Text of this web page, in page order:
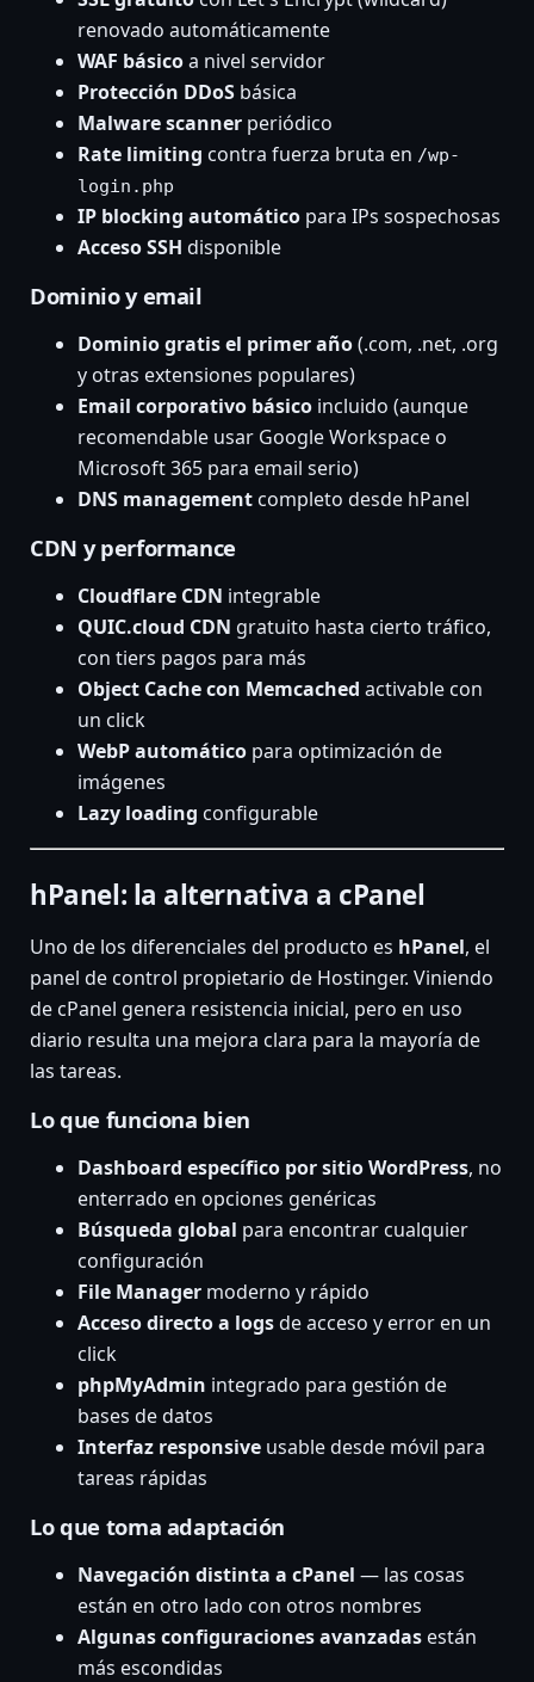
renovado automáticamente
WAF básicoa nivel servidor
Protección DDoS básica
Malware scanner periódico
Rate limiting contra fuerza bruta en /wp-
login.php
IP blocking automático para IPs sospechosas
Acceso SSH disponible
Dominio y email
Dominio gratis el primer año(.com, .net, .org
y otras extensiones populares)
Email corporativo básico incluido (aunque
recomendable usar Google Workspace o
Microsoft 365 para email serio)
DNS management completo desde hPanel
CDN y performance
Cloudflare CDN integrable
QUIC.cloud CDN gratuito hasta cierto tráfico,
con tiers pagos para más
Object Cache con Memcached activable con
un click
WebP automático para optimización de
imágenes
Lazy loading configurable
hPanel: la alternativa a cPanel
Uno de los diferenciales del producto es hPanel, el
panel de control propietario de Hostinger. Viniendo
de cPanel genera resistencia inicial, pero en uso
diario resulta una mejora clara para la mayoría de
las tareas.
Lo que funciona bien
Dashboard específico por sitio WordPress, no
enterrado en opciones genéricas
Búsqueda global para encontrar cualquier
configuración
File Manager moderno y rápido
Acceso directo a logsde acceso y error en un
click
phpMyAdmin integrado para gestión de
bases de datos
Interfaz responsive usable desde móvil para
tareas rápidas
Lo que toma adaptación
Navegación distinta a cPanel — las cosas
están en otro lado con otros nombres
Algunas configuraciones avanzadas están
más escondidas